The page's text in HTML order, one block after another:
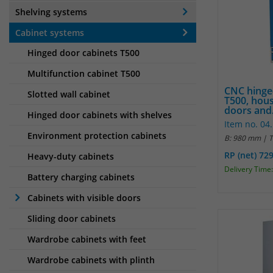
Shelving systems
Cabinet systems
Hinged door cabinets T500
Multifunction cabinet T500
Slotted wall cabinet
Hinged door cabinets with shelves
Environment protection cabinets
Heavy-duty cabinets
Battery charging cabinets
Cabinets with visible doors
Sliding door cabinets
Wardrobe cabinets with feet
Wardrobe cabinets with plinth
CNC
T500,
doors
Item no.
B: 980 mm |
RP (net)
Delivery